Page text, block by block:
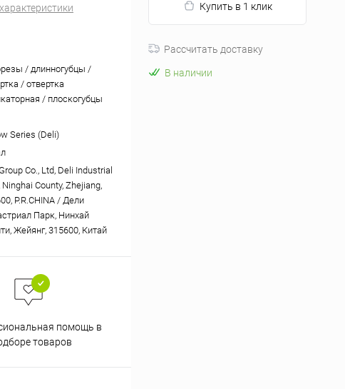
/ длинногубцы /
/ отвертка
/ плоскогубцы
Series (Deli)
Co., Ltd, Deli Industrial
Ninghai County, Zhejiang,
P.R.CHINA / Дели
Парк, Нинхай
Жейянг, 315600, Китай
помощь в
товаров
Купить в 1 клик
Рассчитать доставку
В наличии